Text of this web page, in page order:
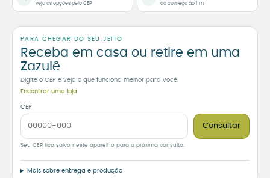
veja as opções pelo CEP do começo ao fim
PARA CHEGAR DO SEU JEITO
Receba em casa ou retire em uma
Zazulê
Digite o CEP e veja o que funciona melhor para você.
Encontrar uma loja
CEP
Consultar
Seu CEP fica salvo neste aparelho para a próxima consulta.
Mais sobre entrega e produção